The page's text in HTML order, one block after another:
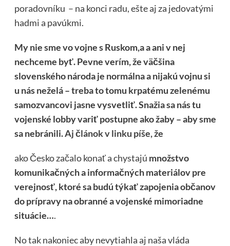
poradovníku – na konci radu, ešte aj za jedovatými
hadmi a pavúkmi.
My nie sme vo vojne s Ruskom,a a ani v nej
nechceme byť. Pevne verím, že väčšina
slovenského národa je normálna a nijakú vojnu si
u nás neželá – treba to tomu krpatému zelenému
samozvancovi jasne vysvetliť. Snažia sa nás tu
vojenské lobby variť postupne ako žaby – aby sme
sa nebránili.Aj článok v linku píše, že
ako Česko začalo konať a chystajú množstvo
komunikačných a informačných materiálov pre
verejnosť, ktoré sa budú týkať zapojenia občanov
do prípravy na obranné a vojenské mimoriadne
situácie….
No tak nakoniec aby nevytiahla aj naša vláda